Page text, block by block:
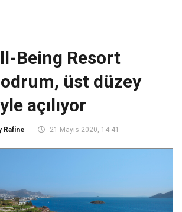
Being Resort
üst düzey
açılıyor
Rafine 21 Mayıs 2020, 14:41